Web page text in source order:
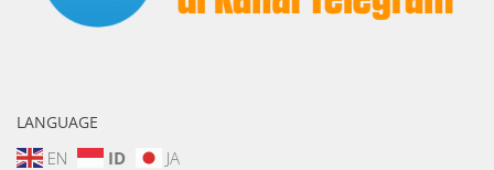
LANGUAGE
EN ID JA